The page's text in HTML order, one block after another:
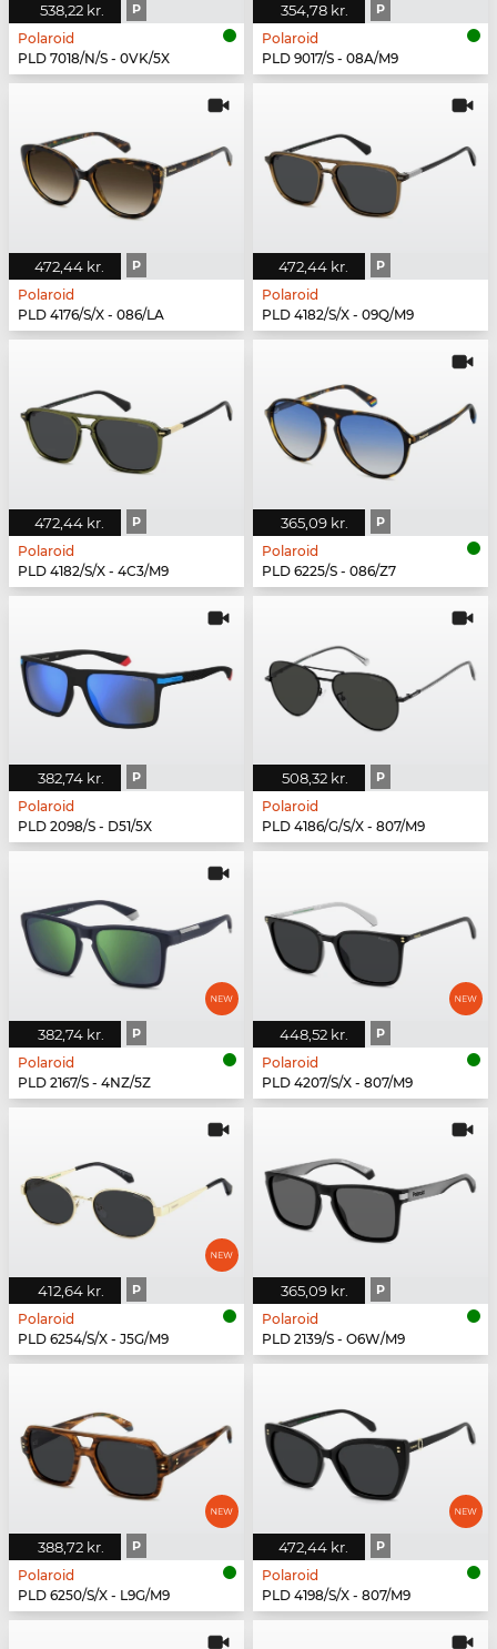
538,22 kr. P
Polaroid
PLD 7018/N/S - 0VK/5X
354,78 kr. P
Polaroid
PLD 9017/S - 08A/M9
472,44 kr. P
Polaroid
PLD 4176/S/X - 086/LA
472,44 kr. P
Polaroid
PLD 4182/S/X - 09Q/M9
472,44 kr. P
Polaroid
PLD 4182/S/X - 4C3/M9
365,09 kr. P
Polaroid
PLD 6225/S - 086/Z7
382,74 kr. P
Polaroid
PLD 2098/S - D51/5X
508,32 kr. P
Polaroid
PLD 4186/G/S/X - 807/M9
382,74 kr. P
Polaroid
PLD 2167/S - 4NZ/5Z
448,52 kr. P
Polaroid
PLD 4207/S/X - 807/M9
412,64 kr. P
Polaroid
PLD 6254/S/X - J5G/M9
365,09 kr. P
Polaroid
PLD 2139/S - O6W/M9
388,72 kr. P
Polaroid
PLD 6250/S/X - L9G/M9
472,44 kr. P
Polaroid
PLD 4198/S/X - 807/M9